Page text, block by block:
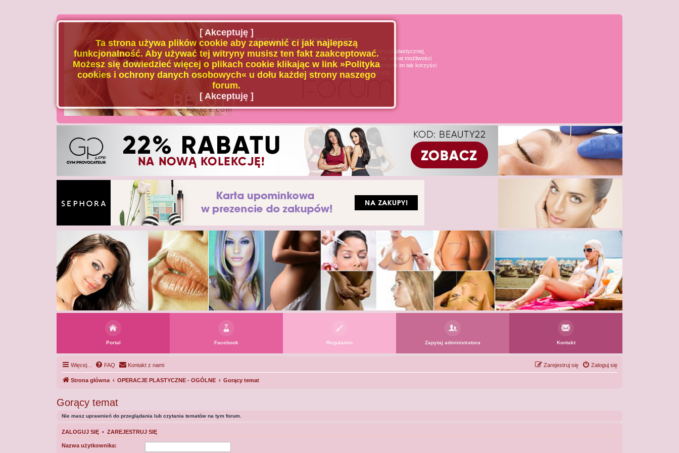
BEAUTY W POLSCE
Naszą misją jest poszerzanie wiedzy u pacjenta chirurgii plastycznej,
medycyny estetycznej oraz dziedzin pokrewnych, na temat możliwości
i ograniczeń tych dziedzin medycyny, oraz uświadamianie im tak korzyści
jak i zagrożeń wynikających z podejmowanych decyzji.
Portal Facebook Regulamin Zapytaj administratora Kontakt
Więcej… FAQ Kontakt z nami Zaloguj się
Zarejestruj się
Strona główna OPERACJE PLASTYCZNE - OGÓLNE Gorący temat
Gorący temat
Nie masz uprawnień do przeglądania lub czytania tematów na tym forum.
ZALOGUJ SIĘ • ZAREJESTRUJ SIĘ
Nazwa użytkownika:
[ Akceptuję ]
Ta strona używa plików cookie aby zapewnić ci jak najlepszą
funkcjonalność. Aby używać tej witryny musisz ten fakt zaakceptować.
Możesz się dowiedzieć więcej o plikach cookie klikając w link »Polityka
cookies i ochrony danych osobowych« u dołu każdej strony naszego
forum.
[ Akceptuję ]